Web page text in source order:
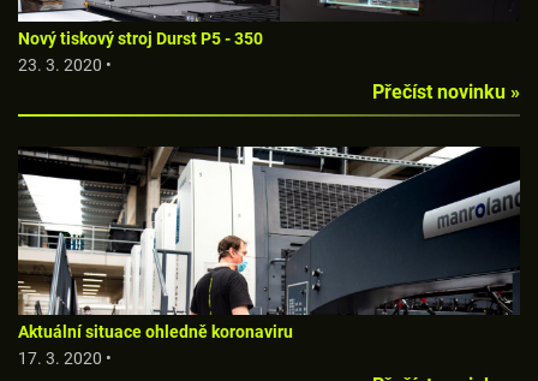
Nový tiskový stroj Durst P5 - 350
23. 3. 2020 •
Přečíst novinku »
Aktuální situace ohledně koronaviru
17. 3. 2020 •